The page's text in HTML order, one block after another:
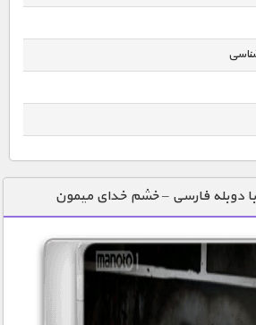
دوبله فارسی – خشم خدای میمون